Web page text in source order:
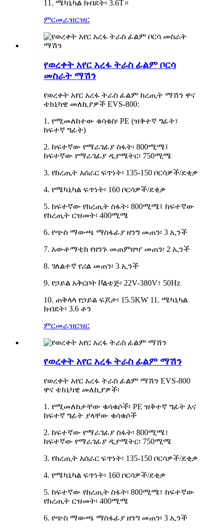
11. ሜካኒካል ክብደት፡ 3.6T።
ምርመራዝርዝር
የወረቀት አየር አረፋ ትራስ ፊልም ቦርሳ
መስራት ማሽን
የወረቀት አየር አረፋ ትራስ ፊልም ከረጢት ማሽን ዋና
ቴክኒካዊ መለኪያዎች EVS-800:
1. የሚመለከተው ቁሳቁስ፡ PE (ዝቅተኛ ግፊት፣
ከፍተኛ ግፊት)
2. ከፍተኛው የማራገፊያ ስፋት፡ 800ሚሜ፤
ከፍተኛው የማራገፊያ ዲያሜትር፡ 750ሚሜ
3. የከረጢት አሰራር ፍጥነት፡ 135-150 ቦርሳዎች/ደቂቃ
4. የሜካኒካል ፍጥነት፡ 160 ቦርሳዎች/ደቂቃ
5. ከፍተኛው የከረጢት ስፋት፡ 800ሚሜ፤ ከፍተኛው
የከረጢት ርዝመት፡ 400ሚሜ
6. የጭስ ማውጫ ማስፋፊያ ዘንግ መጠን፡ 3 ኢንች
7. አውቶማቲክ የዘንጉ መጠምዘዣ መጠን፡ 2 ኢንች
8. ገለልተኛ የሪል መጠን፡ 3 ኢንች
9. የኃይል አቅርቦት ቮልቴጅ፡ 22V-380V፣ 50Hz
10. ጠቅላላ የኃይል ፍጆታ፡ 15.5KW 11. ሜካኒካል
ክብደት፡ 3.6 ቶን
ምርመራዝርዝር
የወረቀት አየር አረፋ ትራስ ፊልም ማሽን
የወረቀት አየር አረፋ ትራስ ፊልም ማሽን EVS-800
ዋና ቴክኒካዊ መለኪያዎች፡
1. የሚመለከታቸው ቁሳቁሶች፡ PE ዝቅተኛ ግፊት እና
ከፍተኛ ግፊት ያላቸው ቁሳቁሶች
2. ከፍተኛው የማራገፊያ ስፋት፡ 800ሚሜ፣
ከፍተኛው የማራገፊያ ዲያሜትር፡ 750ሚሜ
3. የከረጢት አሰራር ፍጥነት፡ 135-150 ቦርሳዎች/ደቂቃ
4. የሜካኒካል ፍጥነት፡ 160 ቦርሳዎች/ደቂቃ
5. ከፍተኛው የከረጢት ስፋት፡ 800ሚሜ፣ ከፍተኛው
የከረጢት ርዝመት፡ 400ሚሜ
6. የጭስ ማውጫ ማስፋፊያ ዘንግ መጠን፡ 3 ኢንች